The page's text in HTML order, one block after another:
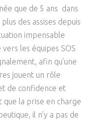
que de 5 ans dans
des assises depuis
impensable
les équipes SOS
afin qu’une
jouent un rôle
de confidence et
que la prise en charge
il n’y a pas de